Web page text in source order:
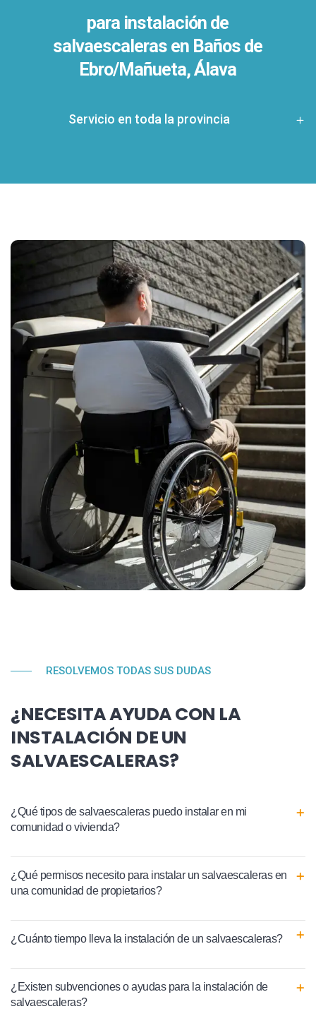
para instalación de
salvaescaleras en Baños de
Ebro/Mañueta, Álava
Servicio en toda la provincia
RESOLVEMOS TODAS SUS DUDAS
¿NECESITA AYUDA CON LA
INSTALACIÓN DE UN
SALVAESCALERAS?
¿Qué tipos de salvaescaleras puedo instalar en mi
comunidad o vivienda?
¿Qué permisos necesito para instalar un salvaescaleras en
una comunidad de propietarios?
¿Cuánto tiempo lleva la instalación de un salvaescaleras?
¿Existen subvenciones o ayudas para la instalación de
salvaescaleras?